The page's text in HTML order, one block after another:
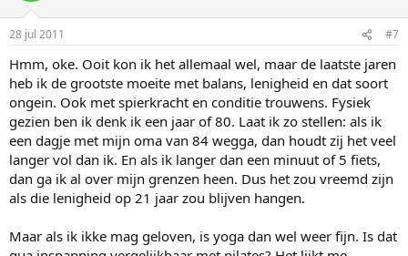
28 jul 2011 #7
Hmm, oke. Ooit kon ik het allemaal wel, maar de laatste jaren
heb ik de grootste moeite met balans, lenigheid en dat soort
ongein. Ook met spierkracht en conditie trouwens. Fysiek
gezien ben ik denk ik een jaar of 80. Laat ik zo stellen: als ik
een dagje met mijn oma van 84 wegga, dan houdt zij het veel
langer vol dan ik. En als ik langer dan een minuut of 5 fiets,
dan ga ik al over mijn grenzen heen. Dus het zou vreemd zijn
als die lenigheid op 21 jaar zou blijven hangen.
Maar als ik ikke mag geloven, is yoga dan wel weer fijn. Is dat